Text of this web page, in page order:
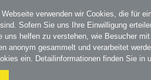
BZL- Bildungszentrum
BZL- Bildungszentrum
verwenden wir Cookies, die für
Sofern Sie uns Ihre Einwilligung
uns helfen zu verstehen, wie Besucher
anonym gesammelt und verarbeitet
ein. Detailinformationen finden Sie in